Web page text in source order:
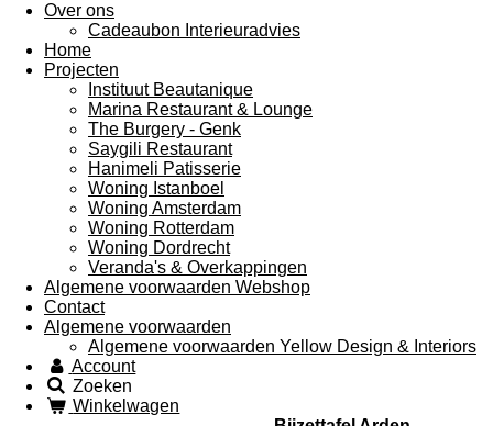
Over ons
Cadeaubon Interieuradvies
Home
Projecten
Instituut Beautanique
Marina Restaurant & Lounge
The Burgery - Genk
Saygili Restaurant
Hanimeli Patisserie
Woning Istanboel
Woning Amsterdam
Woning Rotterdam
Woning Dordrecht
Veranda's & Overkappingen
Algemene voorwaarden Webshop
Contact
Algemene voorwaarden
Algemene voorwaarden Yellow Design & Interiors
Account
Zoeken
Winkelwagen